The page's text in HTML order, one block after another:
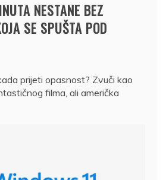
NESTANE BEZ
SE SPUŠTA POD
prijeti opasnost? Zvuči kao
filma, ali američka